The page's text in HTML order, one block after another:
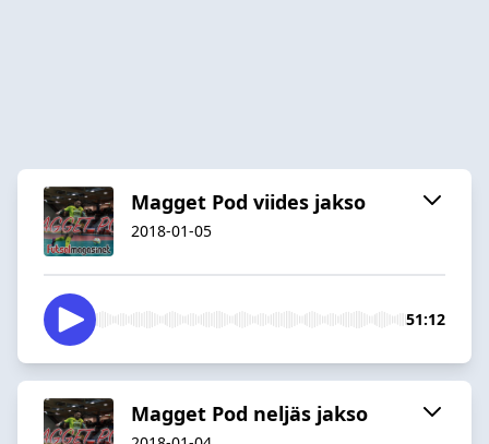
Magget Pod viides jakso
2018-01-05
51:12
Magget Pod neljäs jakso